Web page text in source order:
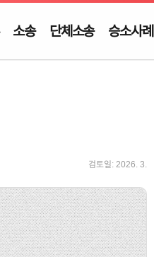
소송 단체소송 승소사례
검토일:2026. 3.